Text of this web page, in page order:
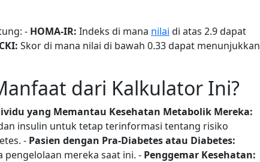
- HOMA-IR: Indeks di mana nilai di atas 2.9 dapat
Skor di mana nilai di bawah 0.33 dapat menunjukkan
dari Kalkulator Ini?
yang Memantau Kesehatan Metabolik Mereka:
insulin untuk tetap terinformasi tentang risiko
- Pasien dengan Pra-Diabetes atau Diabetes:
mereka saat ini. - Penggemar Kesehatan: